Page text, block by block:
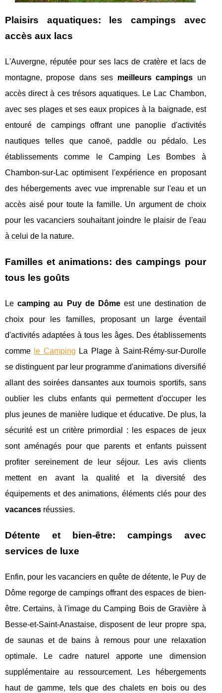
Plaisirs aquatiques: les campings avec
accès aux lacs
L'Auvergne, réputée pour ses lacs de cratère et lacs de
montagne, propose dans ses meilleurs campings un
accès direct à ces trésors aquatiques. Le Lac Chambon,
avec ses plages et ses eaux propices à la baignade, est
entouré de campings offrant une panoplie d'activités
nautiques telles que canoë, paddle ou pédalo. Les
établissements comme le Camping Les Bombes à
Chambon-sur-Lac optimisent l'expérience en proposant
des hébergements avec vue imprenable sur l'eau et un
accès aisé pour toute la famille. Un argument de choix
pour les vacanciers souhaitant joindre le plaisir de l'eau
à celui de la nature.
Familles et animations: des campings pour
tous les goûts
Lecamping au Puy de Dômeest une destination de
choix pour les familles, proposant un large éventail
d'activités adaptées à tous les âges. Des établissements
comme le Camping La Plage à Saint-Rémy-sur-Durolle
se distinguent par leur programme d'animations diversifié
allant des soirées dansantes aux tournois sportifs, sans
oublier les clubs enfants qui permettent d'occuper les
plus jeunes de manière ludique et éducative. De plus, la
sécurité est un critère primordial : les espaces de jeux
sont aménagés pour que parents et enfants puissent
profiter sereinement de leur séjour. Les avis clients
mettent en avant la qualité et la diversité des
équipements et des animations, éléments clés pour des
vacances réussies.
Détente et bien-être: campings avec
services de luxe
Enfin, pour les vacanciers en quête de détente, le Puy de
Dôme regorge de campings offrant des espaces de bien-
être. Certains, à l'image du Camping Bois de Gravière à
Besse-et-Saint-Anastaise, disposent de leur propre spa,
de saunas et de bains à remous pour une relaxation
optimale. Le cadre naturel apporte une dimension
supplémentaire au ressourcement. Les hébergements
haut de gamme, tels que des chalets en bois ou des